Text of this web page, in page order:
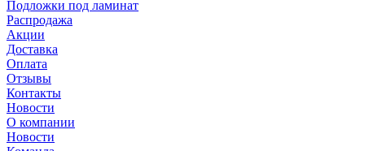
Подложки под ламинат
Распродажа
Акции
Доставка
Оплата
Отзывы
Контакты
Новости
О компании
Новости